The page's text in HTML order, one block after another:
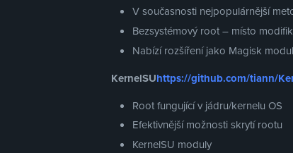
V současnosti nejpopulárnější
Bezsystémový root – místo
Nabízí rozšíření jako Magisk
KernelSUhttps://github.com/tiann/
Root fungující v jádru/kernelu OS
Efektivnější možnosti skrytí rootu
KernelSU moduly